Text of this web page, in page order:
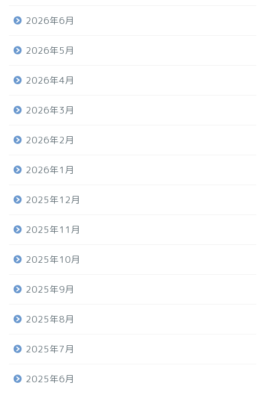
2026年6月
2026年5月
2026年4月
2026年3月
2026年2月
2026年1月
2025年12月
2025年11月
2025年10月
2025年9月
2025年8月
2025年7月
2025年6月